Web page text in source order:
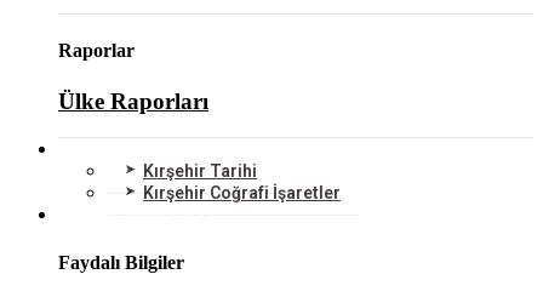
Raporlar
Ülke Raporları
Kırşehir Tarihi
Kırşehir Coğrafi İşaretler
Faydalı Bilgiler